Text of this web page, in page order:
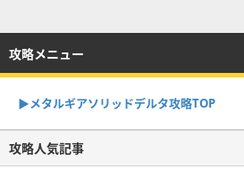
攻略メニュー
▶︎メタルギアソリッドデルタ攻略TOP
攻略人気記事